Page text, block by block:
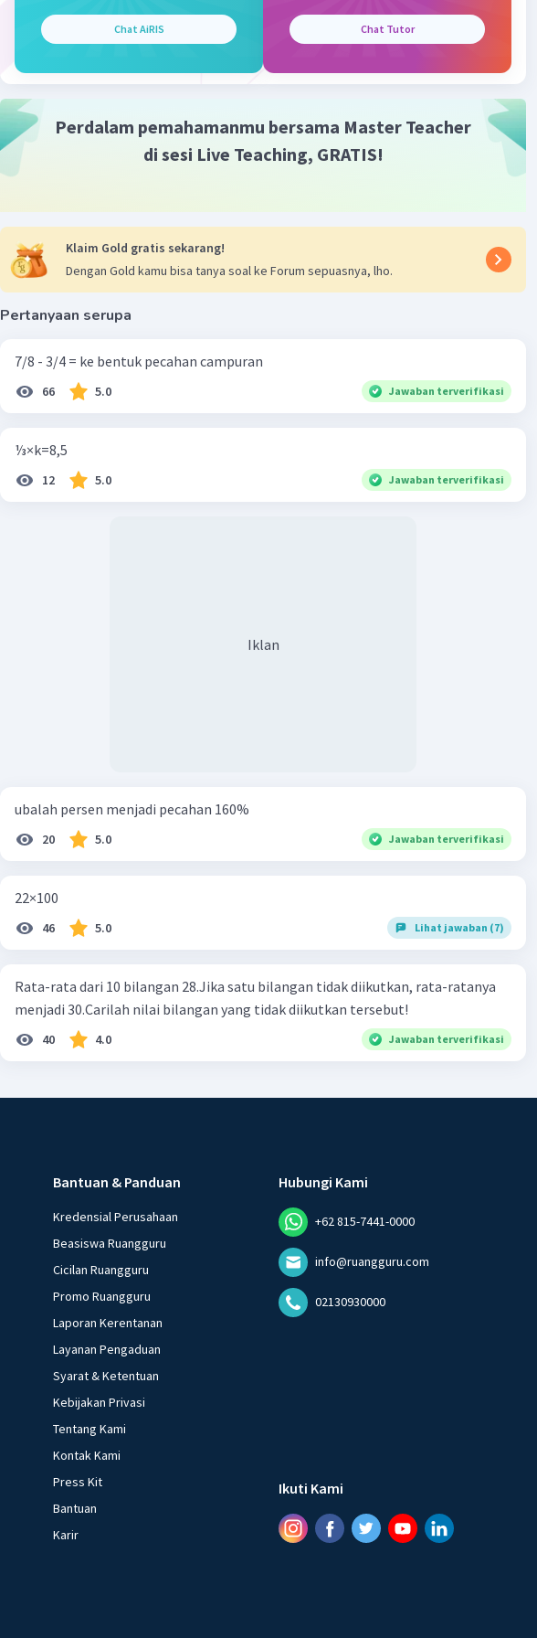
Penjelasan:
Peternak merupakan sebutan bagi seseorang yang bekerja
menernak hewan (contoh peternak kambing). Sedangkan Pertanian,
Beri Rating · 0.0(0) Balas
Chat AiRIS Chat Tutor
Perdalam pemahamanmu bersama Master Teacher
di sesi Live Teaching, GRATIS!
Klaim Gold gratis sekarang!
Dengan Gold kamu bisa tanya soal ke Forum sepuasnya, lho.
Pertanyaan serupa
7/8 - 3/4 = ke bentuk pecahan campuran
66 5.0 Jawaban terverifikasi
⅓×k=8,5
12 5.0 Jawaban terverifikasi
Iklan
ubalah persen menjadi pecahan 160%
20 5.0 Jawaban terverifikasi
22×100
46 5.0 Lihat jawaban (7)
Rata-rata dari 10 bilangan 28.Jika satu bilangan tidak diikutkan, rata-ratanya
menjadi 30.Carilah nilai bilangan yang tidak diikutkan tersebut!
40 4.0 Jawaban terverifikasi
Bantuan & Panduan
Kredensial Perusahaan
Beasiswa Ruangguru
Cicilan Ruangguru
Promo Ruangguru
Laporan Kerentanan
Layanan Pengaduan
Syarat & Ketentuan
Kebijakan Privasi
Tentang Kami
Kontak Kami
Press Kit
Bantuan
Karir
Hubungi Kami
+62 815-7441-0000
info@ruangguru.com
02130930000
Ikuti Kami